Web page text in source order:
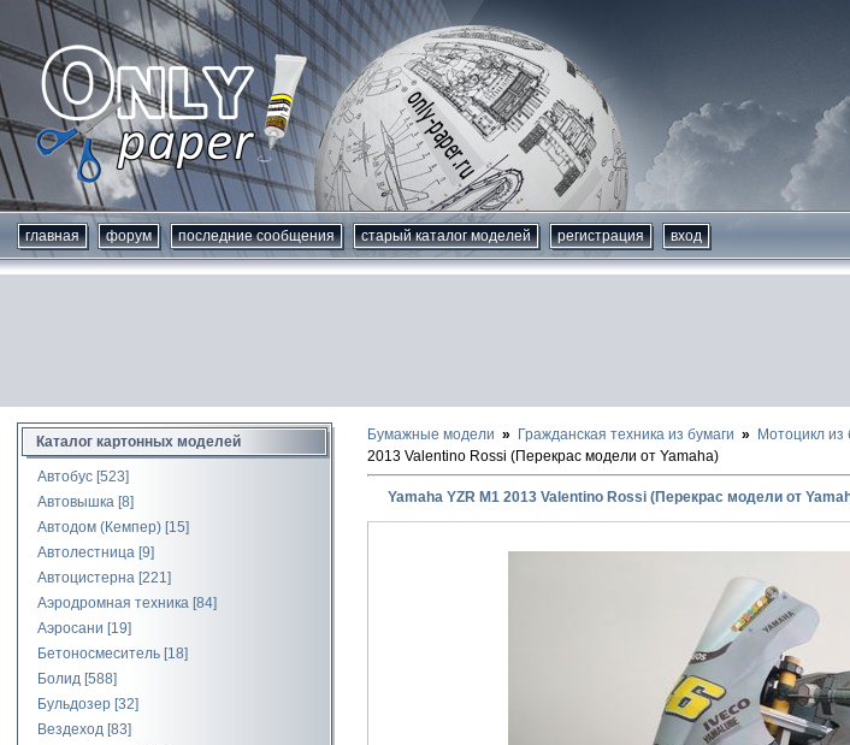
главная форум последние сообщения старый каталог моделей регистрация вход
Каталог картонных моделей
Автобус [523]
Автовышка [8]
Автодом (Кемпер) [15]
Автолестница [9]
Автоцистерна [221]
Аэродромная техника [84]
Аэросани [19]
Бетоносмеситель [18]
Болид [588]
Бульдозер [32]
Вездеход [83]
Бумажные модели Гражданская техника из бумаги Мотоцикл из
2013 Valentino Rossi (Перекрас модели от Yamaha)
Yamaha YZR M1 2013 Valentino Rossi (Перекрас модели от